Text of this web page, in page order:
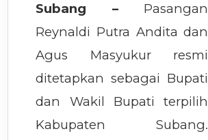
Subang –Pasangan
Reynaldi Putra Andita dan
Agus Masyukur resmi
ditetapkan sebagai Bupati
dan Wakil Bupati terpilih
Kabupaten Subang.